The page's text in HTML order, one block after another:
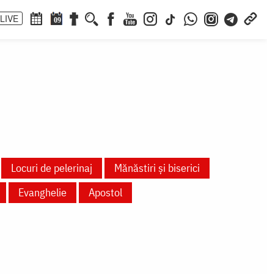
LIVE 09
Locuri de pelerinaj
Mănăstiri și biserici
Evanghelie Apostol